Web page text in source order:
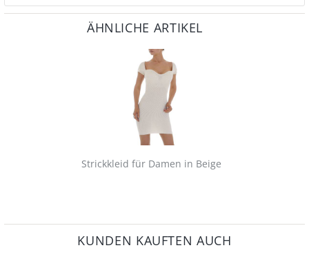
ÄHNLICHE ARTIKEL
Strickkleid für Damen in Beige
KUNDEN KAUFTEN AUCH